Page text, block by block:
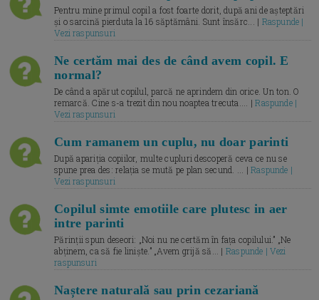
Pentru mine primul copil a fost foarte dorit, după ani de așteptări
și o sarcină pierduta la 16 săptămâni. Sunt însărc... | Raspunde |
Vezi raspunsuri
Ne certăm mai des de când avem copil. E
normal?
De când a apărut copilul, parcă ne aprindem din orice. Un ton. O
remarcă. Cine s-a trezit din nou noaptea trecuta.... |Raspunde |
Vezi raspunsuri
Cum ramanem un cuplu, nu doar parinti
După apariția copiilor, multe cupluri descoperă ceva ce nu se
spune prea des: relația se mută pe plan secund. ... |Raspunde |
Vezi raspunsuri
Copilul simte emotiile care plutesc in aer
intre parinti
Părinții spun deseori: „Noi nu ne certăm în fața copilului.” „Ne
abținem, ca să fie liniște.” „Avem grijă să... | Raspunde | Vezi
raspunsuri
Naștere naturală sau prin cezariană